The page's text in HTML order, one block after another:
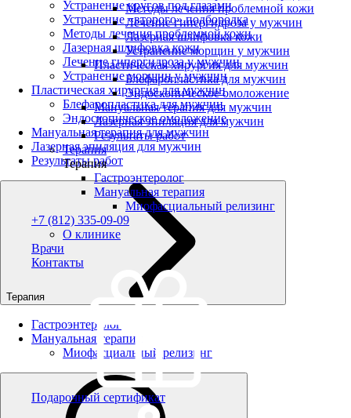
Устранение кругов под глазами
Устранение «второго» подбородка
Методы лечения проблемной кожи
Лазерная шлифовка кожи
Лечение гипергидроза у мужчин
Устранение морщин у мужчин
Пластическая хирургия для мужчин
Блефаропластика для мужчин
Эндоскопическое омоложение
Мануальная терапия для мужчин
Лазерная эпиляция для мужчин
Результаты работ
Терапия
Гастроэнтеролог
Мануальная терапия
Миофасциальный релизинг
Методы лечения проблемной кожи
Лечение гипергидроза у мужчин
Лазерная шлифовка кожи
Устранение морщин у мужчин
Пластическая хирургия для мужчин
Блефаропластика для мужчин
Эндоскопическое омоложение
Мануальная терапия для мужчин
Лазерная эпиляция для мужчин
Результаты работ
Терапия
Терапия
Гастроэнтеролог
Мануальная терапия
Миофасциальный релизинг
+7 (812) 335-09-09
О клинике
Врачи
Контакты
Подарочный сертификат